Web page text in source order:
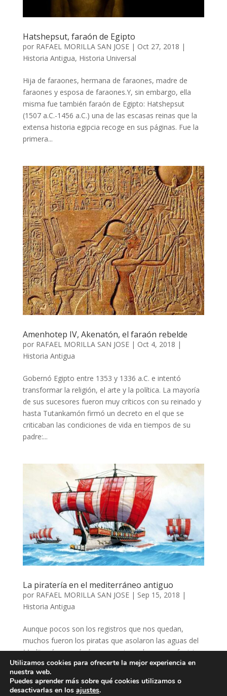
Hatshepsut, faraón de Egipto
por RAFAEL MORILLA SAN JOSE| Oct 27, 2018 |
Historia Antigua, Historia Universal
Hija de faraones, hermana de faraones, madre de
faraones y esposa de faraones.Y, sin embargo, ella
misma fue también faraón de Egipto: Hatshepsut
(1507 a.C.-1456 a.C.) una de las escasas reinas que la
extensa historia egipcia recoge en sus páginas. Fue la
primera...
Amenhotep IV, Akenatón, el faraón rebelde
por RAFAEL MORILLA SAN JOSE| Oct 4, 2018 |
Historia Antigua
Gobernó Egipto entre 1353 y 1336 a.C. e intentó
transformar la religión, el arte y la política. La mayoría
de sus sucesores fueron muy críticos con su reinado y
hasta Tutan­kamón firmó un decreto en el que se
criticaban las condiciones de vida en tiempos de su
padre:...
La piratería en el mediterráneo antiguo
por RAFAEL MORILLA SAN JOSE| Sep 15, 2018 |
Historia Antigua
Aunque pocos son los registros que nos quedan,
muchos fueron los piratas que asolaron las aguas del
Mediterráneo en la época arcaica sobre naves fenicias,
griegas o romanas. La piratería fue siempre un
fenómeno complejo que podía ofrecer una forma de
vida para los...
Utilizamos cookies para ofrecerte la mejor experiencia en
nuestra web.
Puedes aprender más sobre qué cookies utilizamos o
desactivarlas en los ajustes.